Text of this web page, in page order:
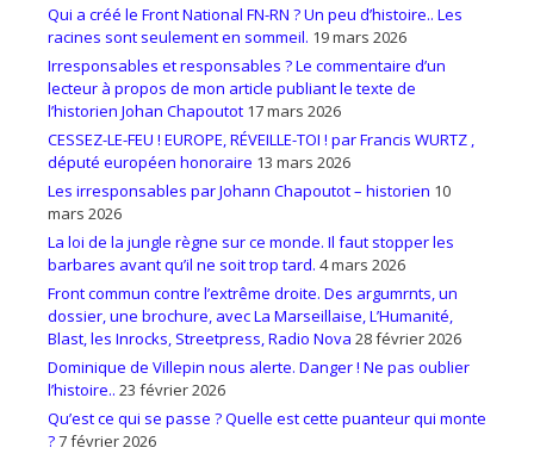
Qui a créé le Front National FN-RN ? Un peu d’histoire.. Les
racines sont seulement en sommeil. 19 mars 2026
Irresponsables et responsables ? Le commentaire d’un
lecteur à propos de mon article publiant le texte de
l’historien Johan Chapoutot 17 mars 2026
CESSEZ-LE-FEU ! EUROPE, RÉVEILLE-TOI ! par Francis WURTZ ,
député européen honoraire 13 mars 2026
Les irresponsables par Johann Chapoutot – historien 10
mars 2026
La loi de la jungle règne sur ce monde. Il faut stopper les
barbares avant qu’il ne soit trop tard. 4 mars 2026
Front commun contre l’extrême droite. Des argumrnts, un
dossier, une brochure, avec La Marseillaise, L’Humanité,
Blast, les Inrocks, Streetpress, Radio Nova 28 février 2026
Dominique de Villepin nous alerte. Danger ! Ne pas oublier
l’histoire.. 23 février 2026
Qu’est ce qui se passe ? Quelle est cette puanteur qui monte
?7 février 2026